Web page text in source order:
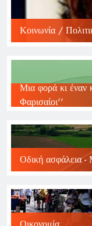
Κοινωνία /
Μια φορά κι έναν
Φαρισαίοι''
Οδική ασφάλεια